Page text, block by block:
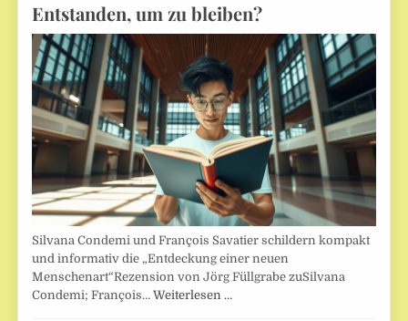
Entstanden, um zu bleiben?
Silvana Condemi und François Savatier schildern kompakt
und informativ die „Entdeckung einer neuen
Menschenart“Rezension von Jörg Füllgrabe zuSilvana
Condemi; François…Weiterlesen …